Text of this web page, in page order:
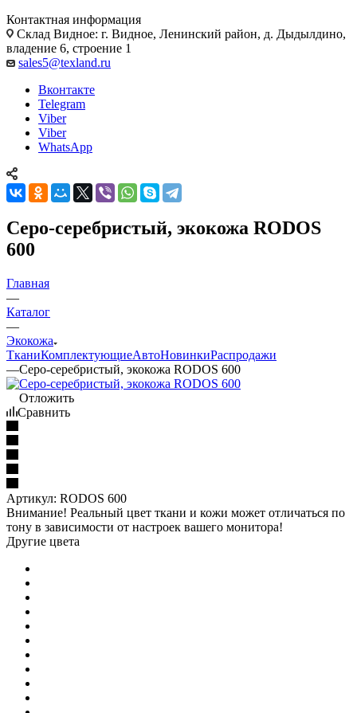
Контактная информация
Склад Видное: г. Видное, Ленинский район, д. Дыдылдино,
владение 6, строение 1
sales5@texland.ru
Вконтакте
Telegram
Viber
Viber
WhatsApp
Серо-серебристый, экокожа RODOS
600
Главная
—
Каталог
—
Экокожа
ТканиКомплектующиеАвтоНовинкиРаспродажи
—Серо-серебристый, экокожа RODOS 600
Отложить
Сравнить
Артикул: RODOS 600
Внимание! Реальный цвет ткани и кожи может отличаться по
тону в зависимости от настроек вашего монитора!
Другие цвета